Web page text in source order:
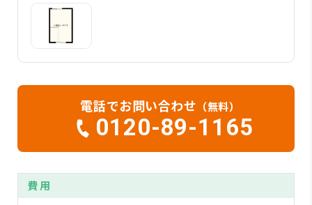
電話でお問い合わせ （無料）
0120-89-1165
費用